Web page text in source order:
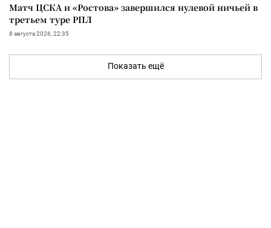
Матч ЦСКА и «Ростова» завершился нулевой ничьей в
третьем туре РПЛ
8 августа 2026, 22:35
Показать ещё